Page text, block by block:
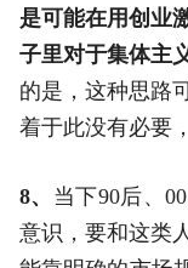
是可能在用创业
子里对于集体主
的是，这种思路
着于此没有必要
8、 当下90后、
意识，要和这类